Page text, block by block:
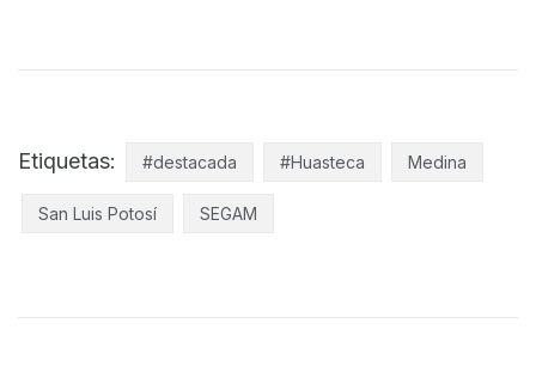
Etiquetas: #destacada #Huasteca Medina
San Luis Potosí SEGAM